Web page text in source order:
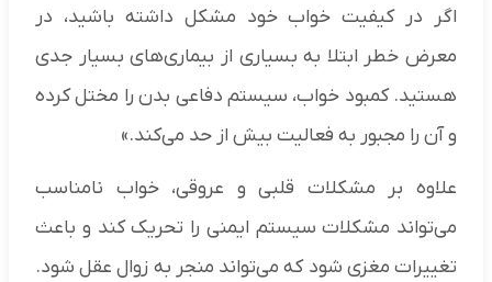
اگر در کیفیت خواب خود مشکل داشته باشید، در
معرض خطر ابتلا به بسیاری از بیماری‌های بسیار جدی
هستید. کمبود خواب، سیستم دفاعی بدن را مختل کرده
و آن را مجبور به فعالیت بیش از حد می‌کند.»
علاوه بر مشکلات قلبی و عروقی، خواب نامناسب
می‌تواند مشکلات سیستم ایمنی را تحریک کند و باعث
تغییرات مغزی شود که می‌تواند منجر به زوال عقل شود.